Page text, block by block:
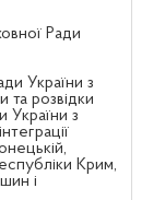
Ради
України з
та розвідки
України з
Крим,
і